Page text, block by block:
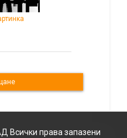
Всички права запазени